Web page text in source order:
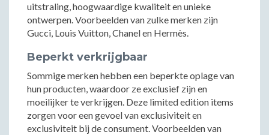
uitstraling, hoogwaardige kwaliteit en unieke
ontwerpen. Voorbeelden van zulke merken zijn
Gucci, Louis Vuitton, Chanel en Hermès.
Beperkt verkrijgbaar
Sommige merken hebben een beperkte oplage van
hun producten, waardoor ze exclusief zijn en
moeilijker te verkrijgen. Deze limited edition items
zorgen voor een gevoel van exclusiviteit en
exclusiviteit bij de consument. Voorbeelden van